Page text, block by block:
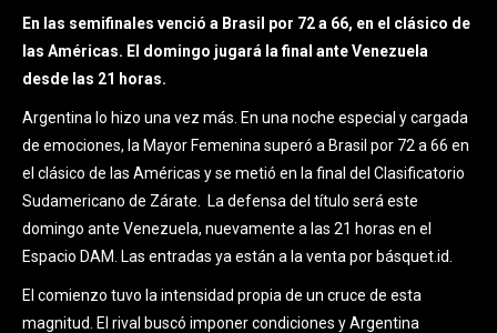
En las semifinales venció a Brasil por 72 a 66, en el clásico de
las Américas. El domingo jugará la final ante Venezuela
desde las 21 horas.
Argentina lo hizo una vez más. En una noche especial y cargada
de emociones, la Mayor Femenina superó a Brasil por 72 a 66 en
el clásico de las Américas y se metió en la final del Clasificatorio
Sudamericano de Zárate. La defensa del título será este
domingo ante Venezuela, nuevamente a las 21 horas en el
Espacio DAM. Las entradas ya están a la venta por básquet.id.
El comienzo tuvo la intensidad propia de un cruce de esta
magnitud. El rival buscó imponer condiciones y Argentina